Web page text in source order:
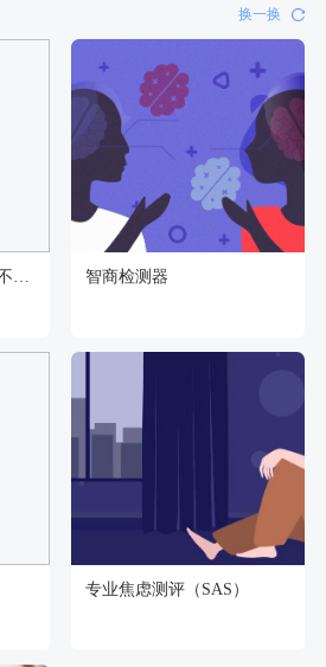
换一换
智商检测器
专业焦虑测评（SAS）